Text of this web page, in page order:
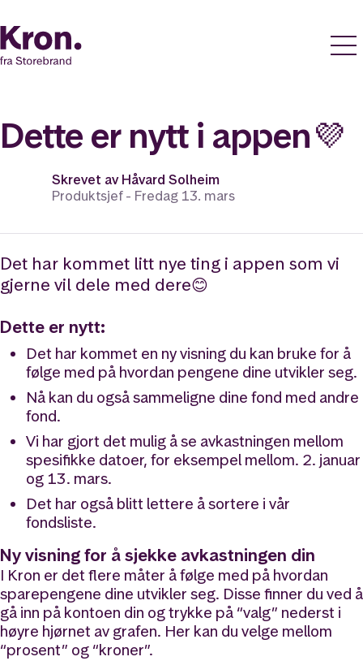
Dette er nytt i appen💜
Skrevet avHåvard Solheim
Produktsjef - Fredag 13. mars
Det har kommet litt nye ting i appen som vi
gjerne vil dele med dere😊
Dette er nytt:
Det har kommet en ny visning du kan bruke for å
følge med på hvordan pengene dine utvikler seg.
Nå kan du også sammeligne dine fond med andre
fond.
Vi har gjort det mulig å se avkastningen mellom
spesifikke datoer, for eksempel mellom. 2. januar
og 13. mars.
Det har også blitt lettere å sortere i vår
fondsliste.
Ny visning for å sjekke avkastningen din
I Kron er det flere måter å følge med på hvordan
sparepengene dine utvikler seg. Disse finner du ved å
gå inn på kontoen din og trykke på “valg” nederst i
høyre hjørnet av grafen. Her kan du velge mellom
“prosent” og “kroner”.